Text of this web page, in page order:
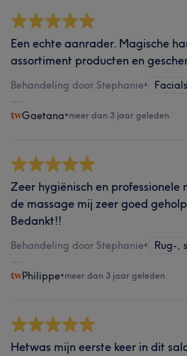
Een echte aanrader. Magische
assortiment producten en
Behandeling door Stephanie•
Gaetana•meer dan 3 jaar geleden
Zeer hygiënisch en
de massage mij zeer goed
Bedankt!!
Behandeling door Stephanie• Rug-,
Philippe•meer dan 3 jaar geleden
Hetwas mijn eerste keer in dit